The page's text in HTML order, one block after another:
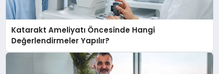
Katarakt Ameliyatı Öncesinde Hangi
Değerlendirmeler Yapılır?